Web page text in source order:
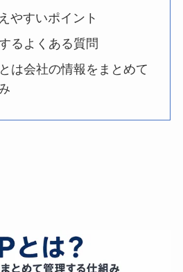
やすいポイント
るよくある質問
は会社の情報をまとめて